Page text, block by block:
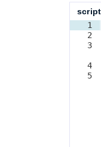
1
2
3
4
5